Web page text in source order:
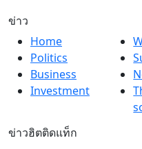
ข่าว
Home
Politics
Business
Investment
ข่าวฮิตติดแท็ก